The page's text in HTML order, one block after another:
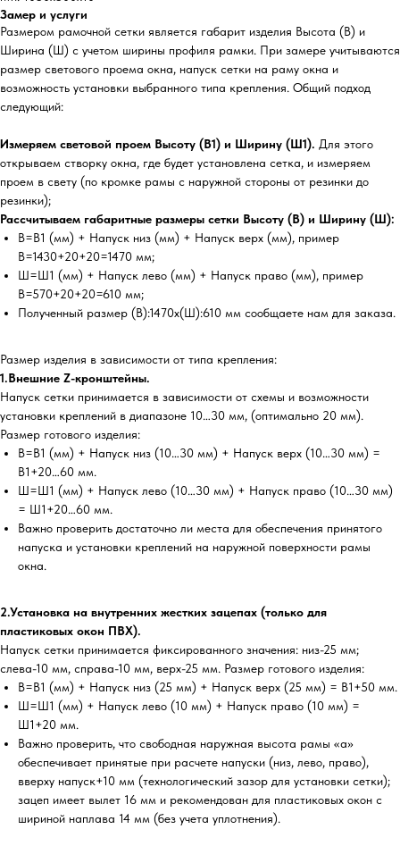
Замер и услуги
Размером рамочной сетки является габарит изделия Высота (В) и
Ширина (Ш) с учетом ширины профиля рамки. При замере учитываются
размер светового проема окна, напуск сетки на раму окна и
возможность установки выбранного типа крепления. Общий подход
следующий:
Измеряем световой проем Высоту (В1) и Ширину (Ш1). Для этого
открываем створку окна, где будет установлена сетка, и измеряем
проем в свету (по кромке рамы с наружной стороны от резинки до
резинки);
Рассчитываем габаритные размеры сетки Высоту (В) и Ширину (Ш):
В=В1 (мм) + Напуск низ (мм) + Напуск верх (мм), пример
В=1430+20+20=1470 мм;
Ш=Ш1 (мм) + Напуск лево (мм) + Напуск право (мм), пример
В=570+20+20=610 мм;
Полученный размер (В):1470х(Ш):610 мм сообщаете нам для заказа.
Размер изделия в зависимости от типа крепления:
1.Внешние Z-кронштейны.
Напуск сетки принимается в зависимости от схемы и возможности
установки креплений в диапазоне 10…30 мм, (оптимально 20 мм).
Размер готового изделия:
В=В1 (мм) + Напуск низ (10…30 мм) + Напуск верх (10…30 мм) =
В1+20…60 мм.
Ш=Ш1 (мм) + Напуск лево (10…30 мм) + Напуск право (10…30 мм)
= Ш1+20…60 мм.
Важно проверить достаточно ли места для обеспечения принятого
напуска и установки креплений на наружной поверхности рамы
окна.
2.Установка на внутренних жестких зацепах (только для
пластиковых окон ПВХ).
Напуск сетки принимается фиксированного значения: низ-25 мм;
слева-10 мм, справа-10 мм, верх-25 мм. Размер готового изделия:
В=В1 (мм) + Напуск низ (25 мм) + Напуск верх (25 мм) = В1+50 мм.
Ш=Ш1 (мм) + Напуск лево (10 мм) + Напуск право (10 мм) =
Ш1+20 мм.
Важно проверить, что свободная наружная высота рамы «а»
обеспечивает принятые при расчете напуски (низ, лево, право),
вверху напуск+10 мм (технологический зазор для установки сетки);
зацеп имеет вылет 16 мм и рекомендован для пластиковых окон с
шириной наплава 14 мм (без учета уплотнения).